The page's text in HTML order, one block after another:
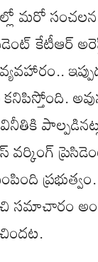
మరో
కేటీఆర్
పాల్పడినట్లు
సమాచారం